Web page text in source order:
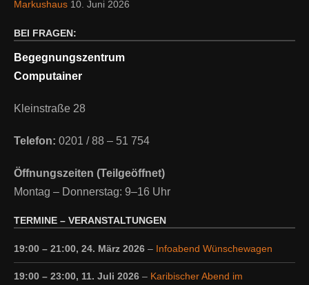
Markushaus 10. Juni 2026
BEI FRAGEN:
Begegnungszentrum
Computainer
Kleinstraße 28
Telefon: 0201 / 88 – 51 754
Öffnungszeiten (Teilgeöffnet)
Montag – Donnerstag: 9–16 Uhr
TERMINE – VERANSTALTUNGEN
19:00 – 21:00, 24. März 2026 – Infoabend Wünschewagen
19:00 – 23:00, 11. Juli 2026 – Karibischer Abend im